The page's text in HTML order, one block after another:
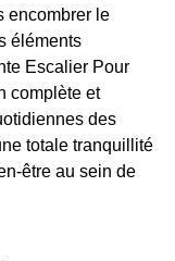
encombrer le
éléments
Escalier Pour
complète et
des
totale tranquillité
être au sein de